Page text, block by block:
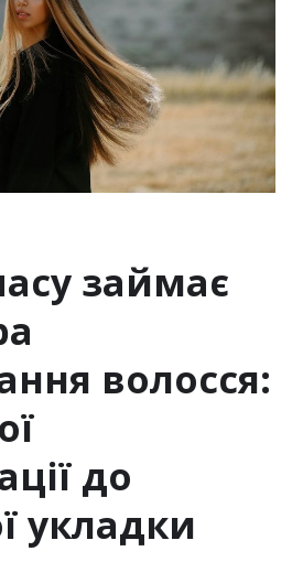
займає
волосся:
до
укладки